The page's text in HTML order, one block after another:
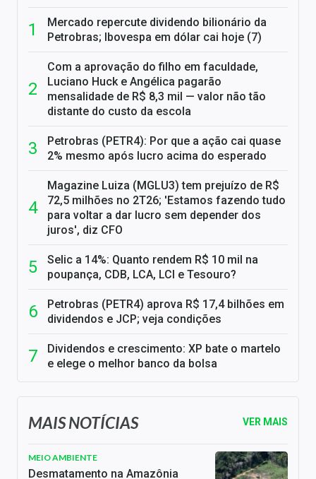
Mercado repercute dividendo bilionário da
Petrobras; Ibovespa em dólar cai hoje (7)
Com a aprovação do filho em faculdade,
Luciano Huck e Angélica pagarão
mensalidade de R$ 8,3 mil — valor não tão
distante do custo da escola
Petrobras (PETR4): Por que a ação cai quase
2% mesmo após lucro acima do esperado
Magazine Luiza (MGLU3) tem prejuízo de R$
72,5 milhões no 2T26; 'Estamos fazendo tudo
para voltar a dar lucro sem depender dos
juros', diz CFO
Selic a 14%: Quanto rendem R$ 10 mil na
poupança, CDB, LCA, LCI e Tesouro?
Petrobras (PETR4) aprova R$ 17,4 bilhões em
dividendos e JCP; veja condições
Dividendos e crescimento: XP bate o martelo
e elege o melhor banco da bolsa
MAIS NOTÍCIAS VER MAIS
MEIO AMBIENTE
Desmatamento na Amazônia